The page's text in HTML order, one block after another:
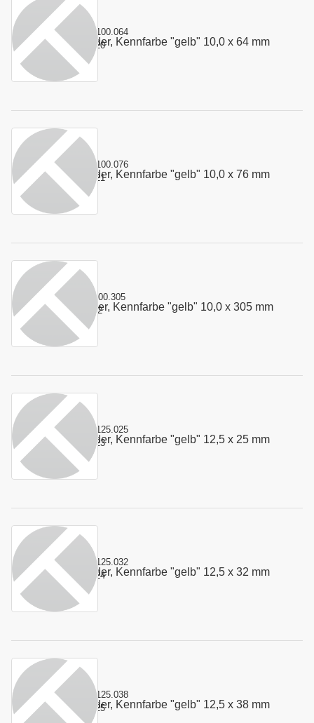
Stempelfeder, Kennfarbe "gelb" 10,0 x 64 mm
Kurzname:
4.100.064
Art.-Nr.:
100320
Stempelfeder, Kennfarbe "gelb" 10,0 x 76 mm
Kurzname:
4.100.076
Art.-Nr.:
100321
Stempelfeder, Kennfarbe "gelb" 10,0 x 305 mm
Kurzname:
4.100.305
Art.-Nr.:100322
Stempelfeder, Kennfarbe "gelb" 12,5 x 25 mm
Kurzname:
4.125.025
Art.-Nr.:
100323
Stempelfeder, Kennfarbe "gelb" 12,5 x 32 mm
Kurzname:
4.125.032
Art.-Nr.:
100324
Stempelfeder, Kennfarbe "gelb" 12,5 x 38 mm
Kurzname:
4.125.038
Art.-Nr.:
100325